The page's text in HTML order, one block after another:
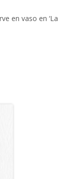
en vaso en ‘La